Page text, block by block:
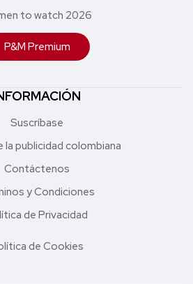
to watch 2026
P&M Premium
Suscríbase
la publicidad colombiana
Contáctenos
y Condiciones
de Privacidad
de Cookies